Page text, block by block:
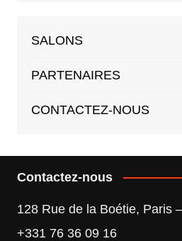
SALONS
PARTENAIRES
CONTACTEZ-NOUS
Contactez-nous
128 Rue de la Boétie, Paris
+331 76 36 09 16